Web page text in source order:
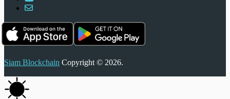
Siam Blockchain Copyright © 2026.